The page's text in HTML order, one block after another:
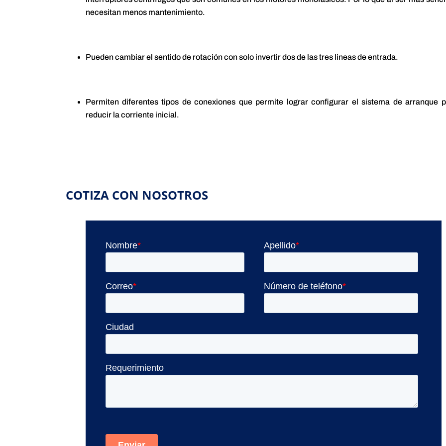
necesitan menos mantenimiento.
Pueden cambiar el sentido de rotación con solo invertir dos de las tres lineas de entrada.
Permiten diferentes tipos de conexiones que permite lograr configurar el sistema de arranque
reducir la corriente inicial.
COTIZA CON NOSOTROS